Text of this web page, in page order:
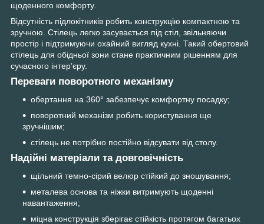
щоденного комфорту.
Відсутність підлокітників робить конструкцію компактною та
зручною. Стілець легко засувається під стіл, звільняючи
простір і підтримуючи охайний вигляд кухні. Такий обертовий
стілець для обідньої зони стане практичним рішенням для
сучасного інтер’єру.
Переваги поворотного механізму
обертання на 360° забезпечує комфортну посадку;
поворотний механізм робить користування ще
зручнішим;
стілець не потрібно постійно відсувати від столу.
Надійні матеріали та довговічність
щільний темно-сірий велюр стійкий до зношування;
металева основа та ніжки витримують щоденні
навантаження;
міцна конструкція зберігає стійкість протягом багатьох